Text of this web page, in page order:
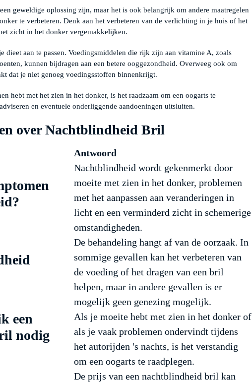
geweldige oplossing zijn, maar het is ook belangrijk om andere maatregelen
te verbeteren. Denk aan het verbeteren van de verlichting in je huis of het
zicht in het donker vergemakkelijken.
dieet aan te passen. Voedingsmiddelen die rijk zijn aan vitamine A, zoals
kunnen bijdragen aan een betere ooggezondheid. Overweeg ook om
dat je niet genoeg voedingsstoffen binnenkrijgt.
hebt met het zien in het donker, is het raadzaam om een oogarts te
en eventuele onderliggende aandoeningen uitsluiten.
over Nachtblindheid Bril
Antwoord
Nachtblindheid wordt gekenmerkt door
moeite met zien in het donker, problemen
met het aanpassen aan veranderingen in
licht en een verminderd zicht in schemerige
omstandigheden.
De behandeling hangt af van de oorzaak. In
sommige gevallen kan het verbeteren van
de voeding of het dragen van een bril
helpen, maar in andere gevallen is er
mogelijk geen genezing mogelijk.
een
nodig
Als je moeite hebt met zien in het donker of
als je vaak problemen ondervindt tijdens
het autorijden 's nachts, is het verstandig
om een oogarts te raadplegen.
De prijs van een nachtblindheid bril kan